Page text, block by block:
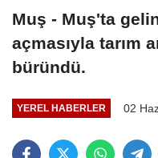
Muş - Muş'ta
açmasıyla tarım
büründü.
YEREL HABERLER 02